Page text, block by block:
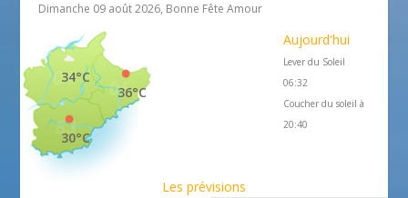
Dimanche 09 août 2026, Bonne Fête Amour
36°C
34°C
30°C
Aujourd'hui
Lever du Soleil
06:32
Coucher du soleil à
20:40
Les prévisions